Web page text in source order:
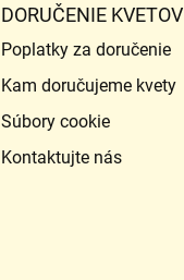
DORUČENIE KVETOV
Poplatky za doručenie
Kam doručujeme kvety
Súbory cookie
Kontaktujte nás